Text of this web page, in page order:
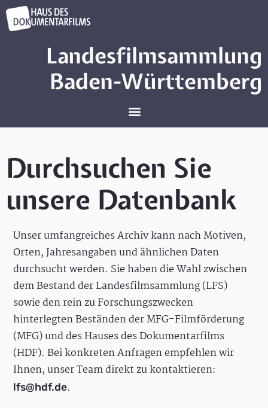
Landesfilmsammlung
Baden-Württemberg
Durchsuchen Sie
unsere Datenbank
Unser umfangreiches Archiv kann nach Motiven,
Orten, Jahresangaben und ähnlichen Daten
durchsucht werden. Sie haben die Wahl zwischen
dem Bestand der Landesfilmsammlung (LFS)
sowie den rein zu Forschungszwecken
hinterlegten Beständen der MFG-Filmförderung
(MFG) und des Hauses des Dokumentarfilms
(HDF). Bei konkreten Anfragen empfehlen wir
Ihnen, unser Team direkt zu kontaktieren:
lfs@hdf.de.